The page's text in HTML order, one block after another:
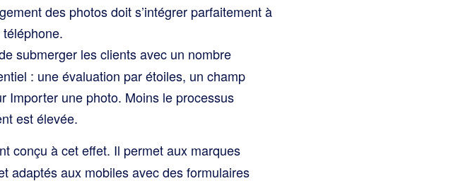
des photos doit s’intégrer parfaitement à
submerger les clients avec un nombre
: une évaluation par étoiles, un champ
Importer une photo. Moins le processus
est élevée.
conçu à cet effet. Il permet aux marques
adaptés aux mobiles avec des formulaires